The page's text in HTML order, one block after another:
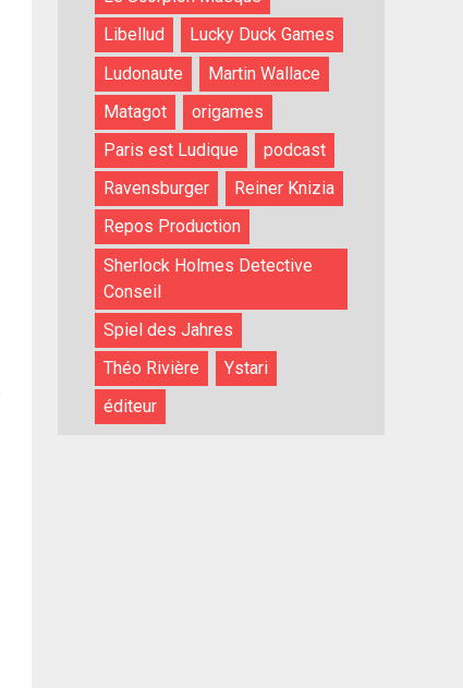
Libellud
Lucky Duck Games
Ludonaute
Martin Wallace
Matagot
origames
Paris est Ludique
podcast
Ravensburger
Reiner Knizia
Repos Production
Sherlock Holmes Detective
Conseil
Spiel des Jahres
Théo Rivière
Ystari
éditeur